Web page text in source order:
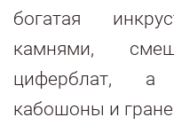
богатая
камнями,
циферблат, а
кабошоны и